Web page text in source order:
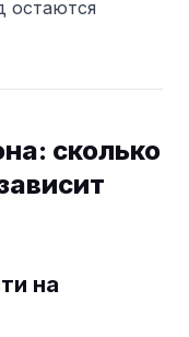
остаются
сколько
на